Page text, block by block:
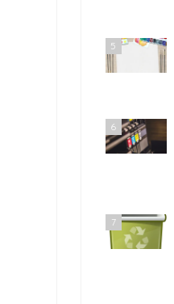
5
6
7